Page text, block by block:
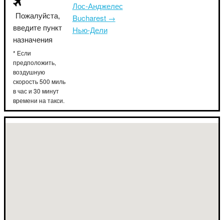
Пожалуйста,
введите пункт
назначения
* Если
предположить,
воздушную
скорость 500 миль
в час и 30 минут
времени на такси.
Лос-Анджелес
Bucharest →
Нью-Дели